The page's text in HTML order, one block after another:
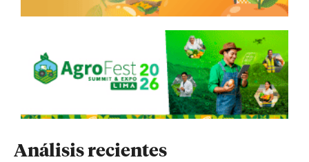
Análisis recientes